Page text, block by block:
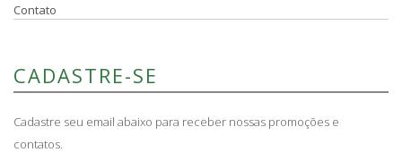
Contato
CADASTRE-SE
Cadastre seu email abaixo para receber nossas promoções e
contatos.